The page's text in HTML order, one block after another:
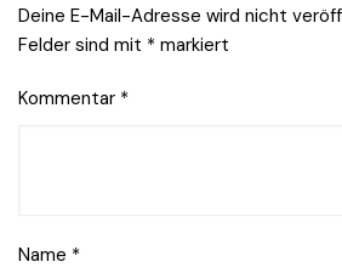
Deine E-Mail-Adresse wird nicht
Felder sind mit * markiert
Kommentar *
Name *